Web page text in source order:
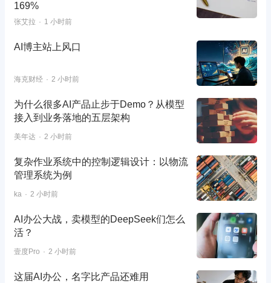
169%
张艾拉 1 小时前
AI博主站上风口
海克财经 2 小时前
为什么很多AI产品止步于Demo？从模型
接入到业务落地的五层架构
美年达 2 小时前
复杂作业系统中的控制逻辑设计：以物流
管理系统为例
ka 2 小时前
AI办公大战，卖模型的DeepSeek们怎么
活？
壹度Pro 2 小时前
这届AI办公，名字比产品还难用